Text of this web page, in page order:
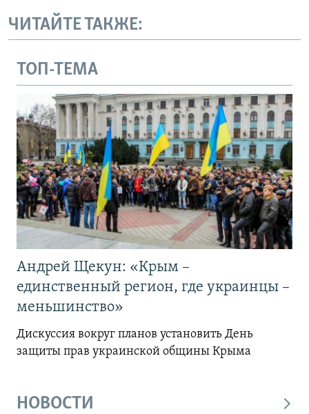
ЧИТАЙТЕ ТАКЖЕ:
ТОП-ТЕМА
Андрей Щекун: «Крым –
единственный регион, где украинцы –
меньшинство»
Дискуссия вокруг планов установить День
защиты прав украинской общины Крыма
НОВОСТИ